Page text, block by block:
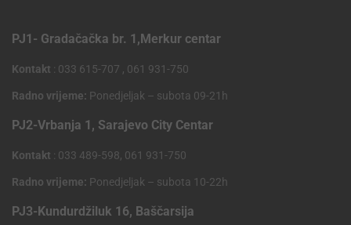
PJ1- Gradačačka br. 1,Merkur centar
Kontakt : 033 615-707 , 061 931-750
Radno vrijeme: Ponedjeljak – subota 09-21h
PJ2-Vrbanja 1, Sarajevo City Centar
Kontakt : 033 489-598, 061 931-750
Radno vrijeme: Ponedjeljak – subota 10-22h
PJ3-Kundurdžiluk 16, Baščarsija